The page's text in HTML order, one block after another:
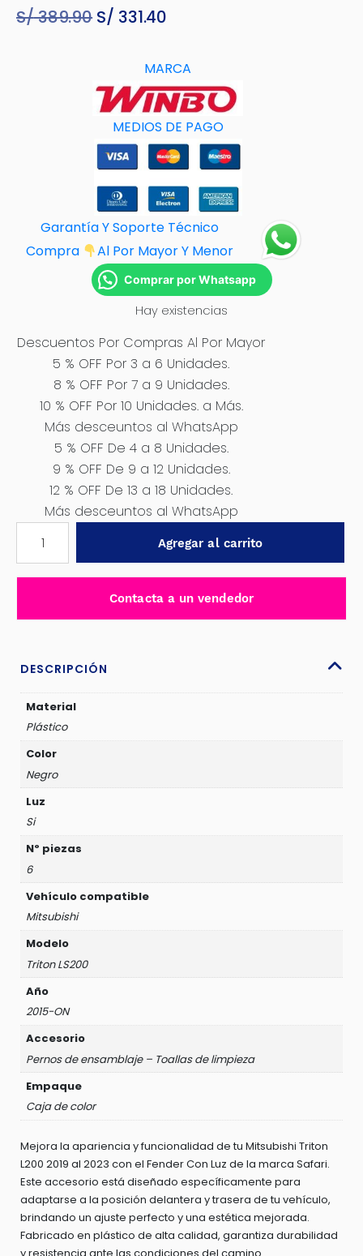
S/389.90 El
original
era:
S/ 389.90.
S/ 331.40
actual
es:
S/ 331.40.
MARCA
MEDIOS DE PAGO
Garantía Y Soporte Técnico
Compra
Al Por Mayor Y Menor
Comprar por Whatsapp
Hay existencias
Descuentos Por Compras Al Por Mayor
5 % OFF Por 3 a 6 Unidades.
8 % OFF Por 7 a 9 Unidades.
10 % OFF Por 10 Unidades. a Más.
Más desceuntos al WhatsApp
5 % OFF De 4 a 8 Unidades.
9 % OFF De 9 a 12 Unidades.
12 % OFF De 13 a 18 Unidades.
Más desceuntos al WhatsApp
CON
LUZ
2019
2023
N35005
Agregar al carrito
Contacta a un vendedor
DESCRIPCIÓN
Material
Plástico
Color
Negro
Luz
Si
Nº piezas
6
Vehículo compatible
Mitsubishi
Modelo
Triton LS200
Año
2015-ON
Accesorio
Pernos de ensamblaje – Toallas de limpieza
Empaque
Caja de color
Mejora la apariencia y funcionalidad de tu Mitsubishi Triton
L200 2019 al 2023 con el Fender Con Luz de la marca Safari.
Este accesorio está diseñado específicamente para
adaptarse a la posición delantera y trasera de tu vehículo,
brindando un ajuste perfecto y una estética mejorada.
Fabricado en plástico de alta calidad, garantiza durabilidad